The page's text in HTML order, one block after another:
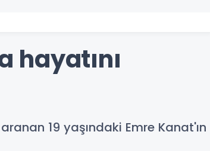
hayatını
19 yaşındaki Emre Kanat'ın